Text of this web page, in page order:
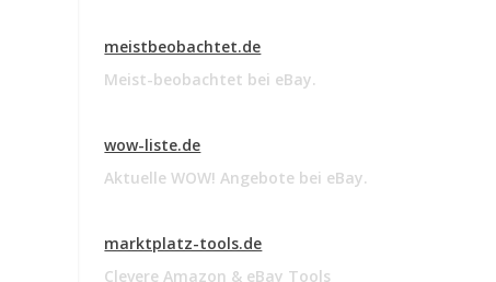
meistbeobachtet.de
Meist-beobachtet bei eBay.
wow-liste.de
Aktuelle WOW! Angebote bei eBay.
marktplatz-tools.de
Clevere Amazon & eBay Tools